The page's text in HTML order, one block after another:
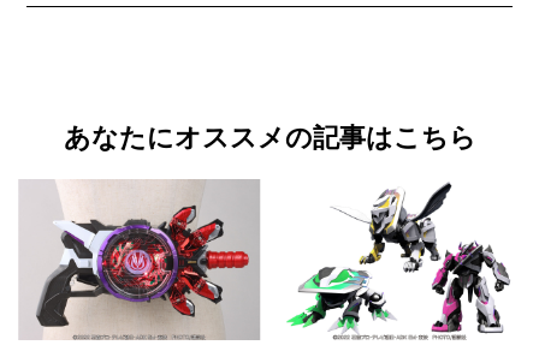
あなたにオススメの記事はこちら